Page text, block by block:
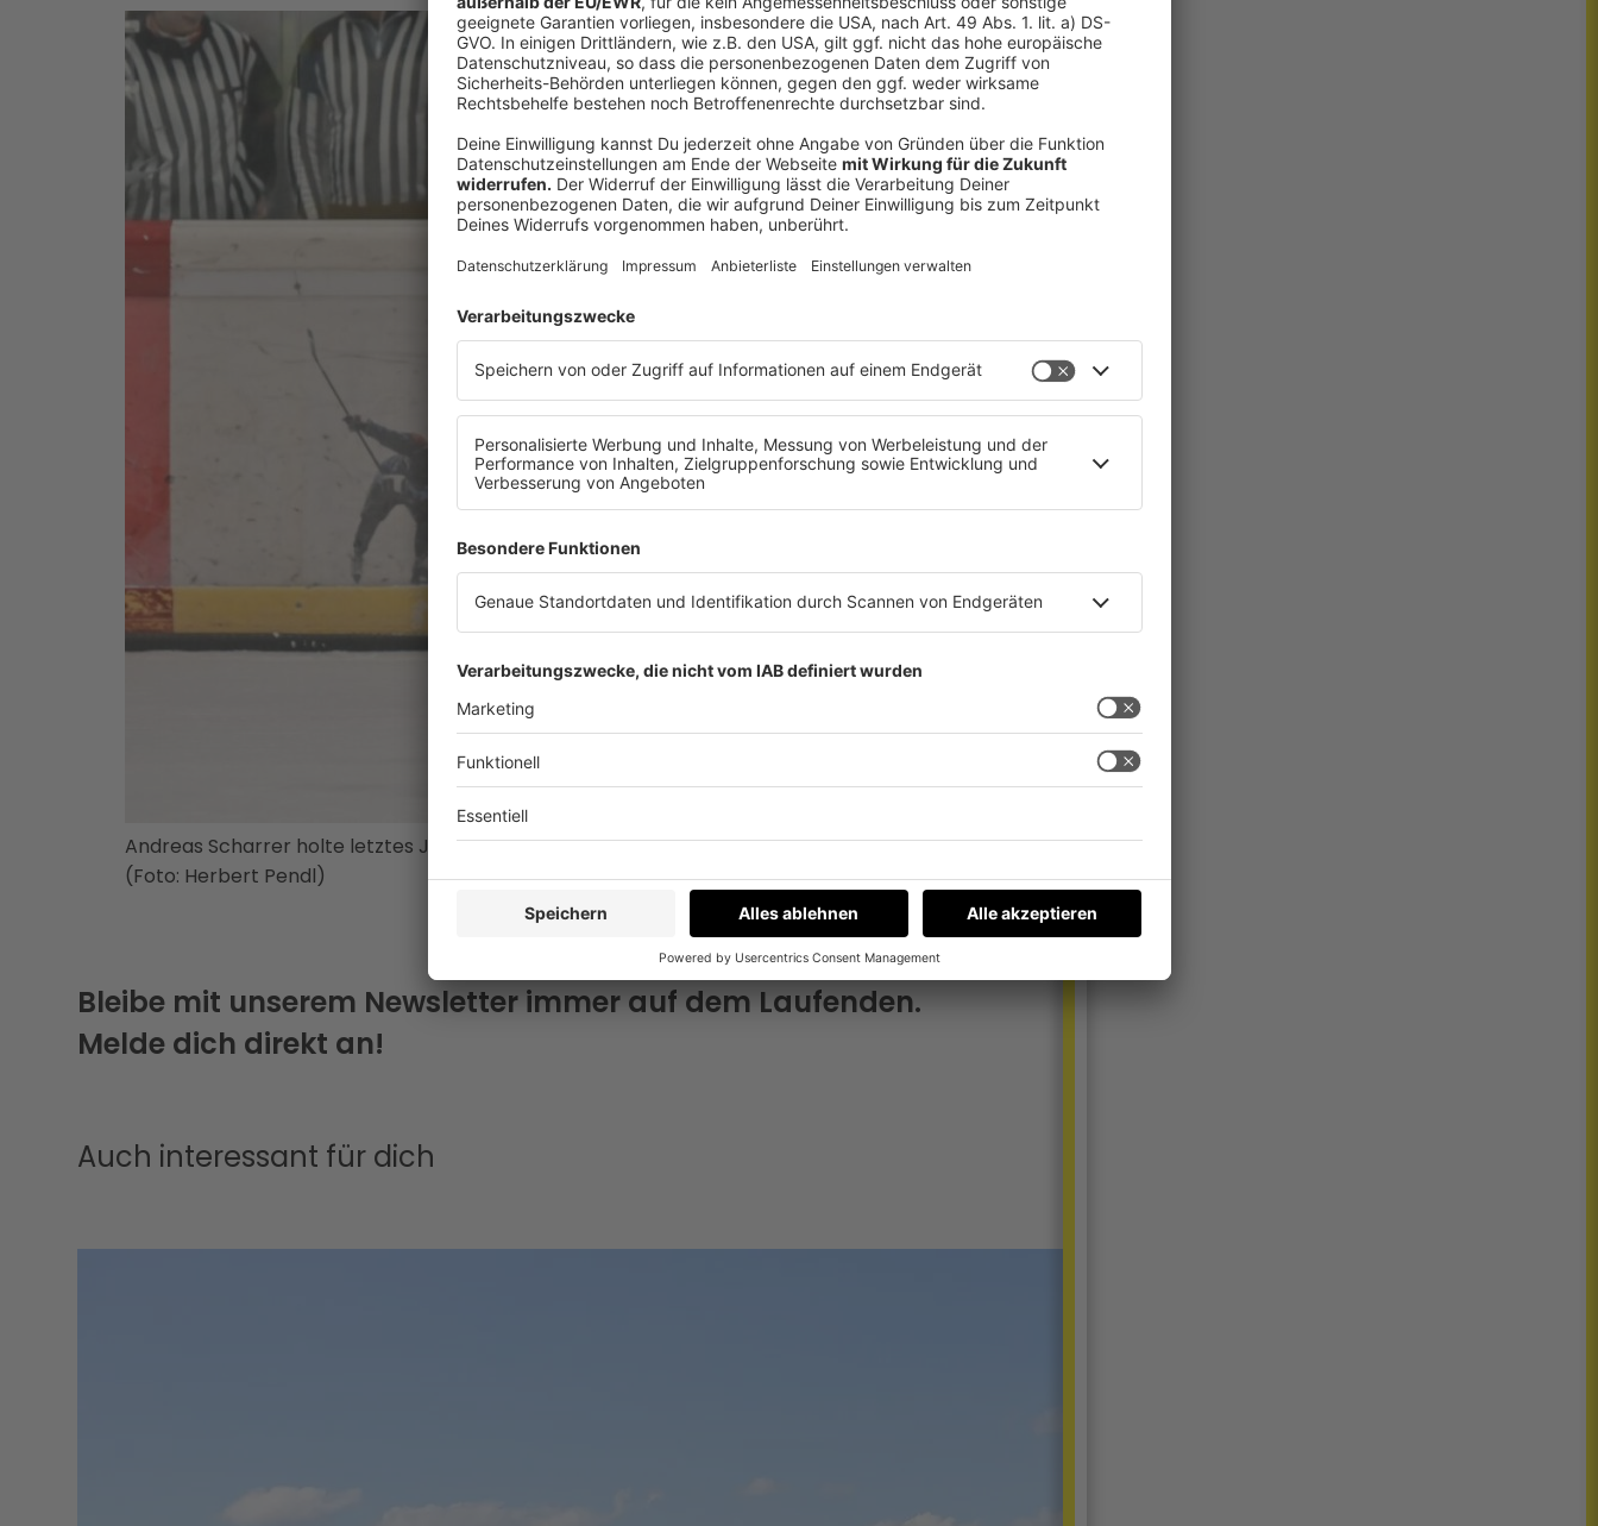
Andreas Scharrer holte letztes Jahr im Team den U23-WM-Titel im Stockschießen.
(Foto: Herbert Pendl)
Bleibe mit unserem Newsletter immer auf dem Laufenden.
Melde dich direkt an!
Auch interessant für dich